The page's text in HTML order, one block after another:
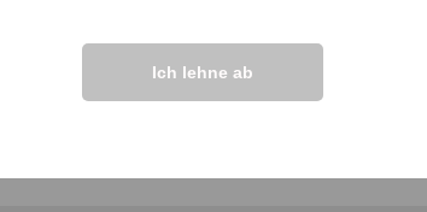
und Co.
Zubehör finden Sie
Rechnung und
Gesundheit.
Artikel rund um das
kaufen: Bestellen Sie in
Ich lehne ab